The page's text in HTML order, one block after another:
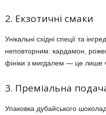
2. Екзотичні смаки
Унікальні східні спеції та
неповторним: кардамон,
фініки з мигдалем — це лише
3. Преміальна
Упаковка дубайського